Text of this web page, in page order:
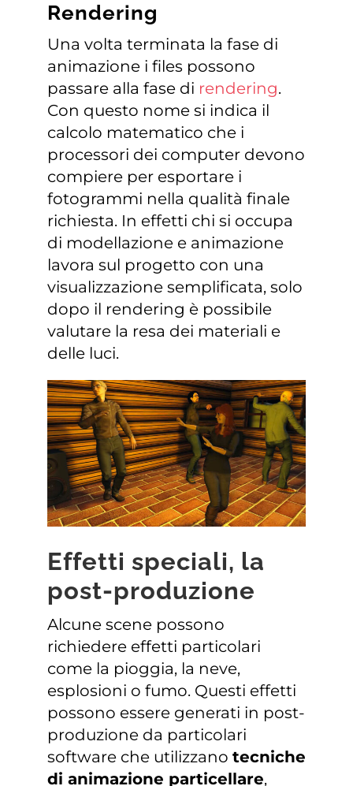
Rendering
Una volta terminata la fase di
animazione i files possono
passare alla fase di rendering.
Con questo nome si indica il
calcolo matematico che i
processori dei computer devono
compiere per esportare i
fotogrammi nella qualità finale
richiesta. In effetti chi si occupa
di modellazione e animazione
lavora sul progetto con una
visualizzazione semplificata, solo
dopo il rendering è possibile
valutare la resa dei materiali e
delle luci.
Effetti speciali, la
post-produzione
Alcune scene possono
richiedere effetti particolari
come la pioggia, la neve,
esplosioni o fumo. Questi effetti
possono essere generati in post-
produzione da particolari
software che utilizzano tecniche
di animazione particellare,